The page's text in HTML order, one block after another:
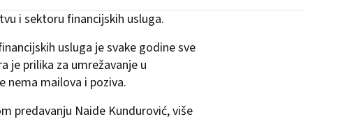
i sektoru financijskih usluga.
usluga je svake godine sve
je prilika za umrežavanje u
nema mailova i poziva.
predavanju Naide Kundurović, više